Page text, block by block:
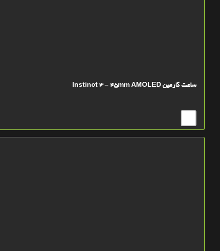
ساعت گارمین Instinct 3 – 45mm AMOLED